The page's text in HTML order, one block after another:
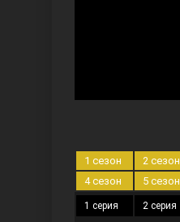
1 сезон 2 сезон
4 сезон
5 сезон
1 серия 2 серия